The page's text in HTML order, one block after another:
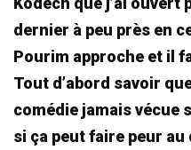
dernier à peu près en
Pourim approche et il
Tout d’abord savoir
comédie jamais vécue
si ça peut faire peur au